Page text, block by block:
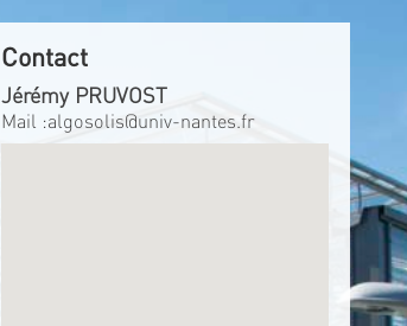
Contact
Jérémy PRUVOST
Mail :algosolis@univ-nantes.fr